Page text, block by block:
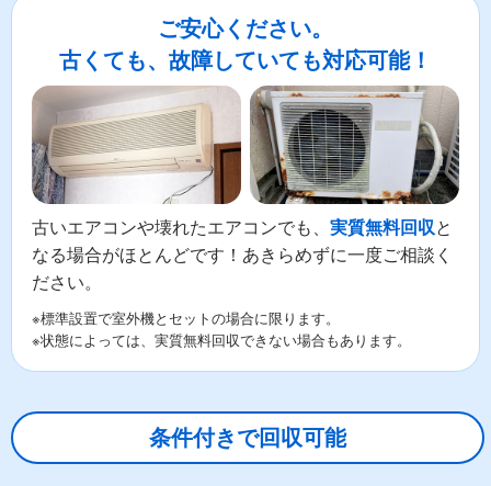
ご安心ください。
古くても、故障していても対応可能！
古いエアコンや壊れたエアコンでも、 実質無料回収と
なる場合がほとんどです！あきらめずに一度ご相談く
ださい。
※標準設置で室外機とセットの場合に限ります。
※状態によっては、実質無料回収できない場合もあります。
条件付きで回収可能